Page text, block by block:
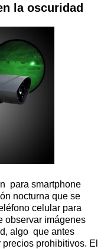
la oscuridad
para smartphone
nocturna que se
celular para
observar imágenes
algo que antes
prohibitivos. El